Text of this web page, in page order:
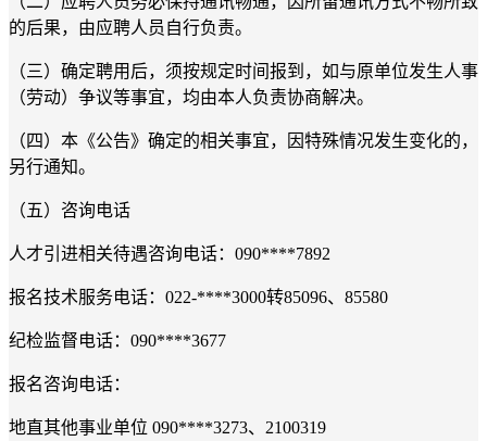
的后果，由应聘人员自行负责。
（三）确定聘用后，须按规定时间报到，如与原单位发生人事
（劳动）争议等事宜，均由本人负责协商解决。
（四）本《公告》确定的相关事宜，因特殊情况发生变化的，
另行通知。
（五）咨询电话
人才引进相关待遇咨询电话： 090****7892
报名技术服务电话： 022-****3000转85096、 85580
纪检监督电话： 090****3677
报名咨询电话：
地直其他事业单位 090****3273、 2100319